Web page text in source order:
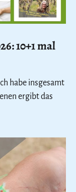
10+1 mal
habe insgesamt
ergibt das